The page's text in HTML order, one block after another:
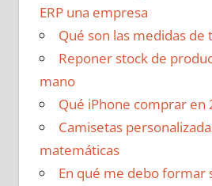
ERP una empresa
Qué son las medidas de
Reponer stock de
mano
Qué iPhone comprar en
Camisetas
matemáticas
En qué me debo formar